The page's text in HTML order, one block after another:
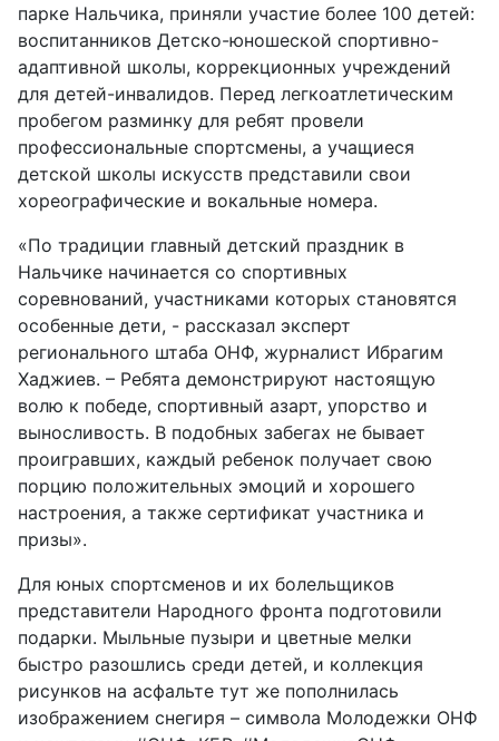
парке Нальчика, приняли участие более 100 детей:
воспитанников Детско-юношеской спортивно-
адаптивной школы, коррекционных учреждений
для детей-инвалидов. Перед легкоатлетическим
пробегом разминку для ребят провели
профессиональные спортсмены, а учащиеся
детской школы искусств представили свои
хореографические и вокальные номера.
«По традиции главный детский праздник в
Нальчике начинается со спортивных
соревнований, участниками которых становятся
особенные дети, - рассказал эксперт
регионального штаба ОНФ, журналист Ибрагим
Хаджиев. – Ребята демонстрируют настоящую
волю к победе, спортивный азарт, упорство и
выносливость. В подобных забегах не бывает
проигравших, каждый ребенок получает свою
порцию положительных эмоций и хорошего
настроения, а также сертификат участника и
призы».
Для юных спортсменов и их болельщиков
представители Народного фронта подготовили
подарки. Мыльные пузыри и цветные мелки
быстро разошлись среди детей, и коллекция
рисунков на асфальте тут же пополнилась
изображением снегиря – символа Молодежки ОНФ